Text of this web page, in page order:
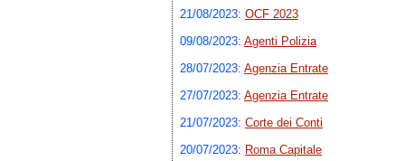
21/08/2023: OCF 2023
09/08/2023: Agenti Polizia
28/07/2023: Agenzia Entrate
27/07/2023: Agenzia Entrate
21/07/2023: Corte dei Conti
20/07/2023: Roma Capitale